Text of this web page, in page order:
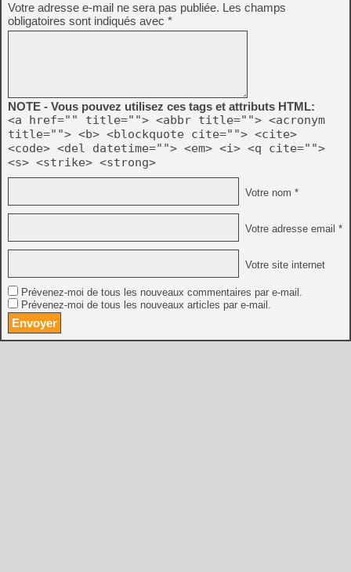
Votre adresse e-mail ne sera pas publiée. Les champs
obligatoires sont indiqués avec *
NOTE - Vous pouvez utilisez ces tags et attributs HTML:
<a href="" title=""> <abbr title=""> <acronym
title=""> <b> <blockquote cite=""> <cite>
<code> <del datetime=""> <em> <i> <q cite="">
<s> <strike> <strong>
Votre nom *
Votre adresse email *
Votre site internet
Prévenez-moi de tous les nouveaux commentaires par e-mail.
Prévenez-moi de tous les nouveaux articles par e-mail.